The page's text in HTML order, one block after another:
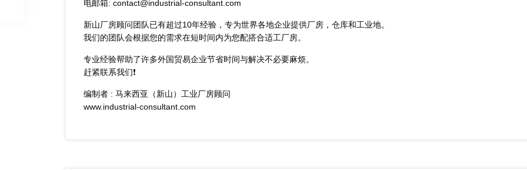
电邮箱: contact@industrial-consultant.com
新山厂房顾问团队已有超过10年经验，专为世界各地企业提供厂房，仓库和工业地。
我们的团队会根据您的需求在短时间内为您配搭合适工厂房。
专业经验帮助了许多外国贸易企业节省时间与解决不必要麻烦。
赶紧联系我们❗
编制者 : 马来西亚（新山）工业厂房顾问
www.industrial-consultant.com